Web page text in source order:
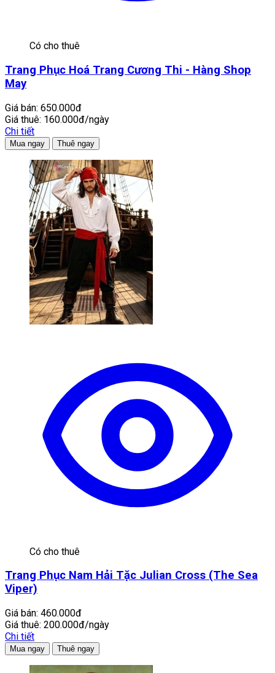
Có cho thuê
Trang Phục Hoá Trang Cương Thi - Hàng Shop
May
Giá bán: 650.000đ
Giá thuê: 160.000đ/ngày
Chi tiết
Mua ngay Thuê ngay
Có cho thuê
Trang Phục Nam Hải Tặc Julian Cross (The Sea
Viper)
Giá bán: 460.000đ
Giá thuê: 200.000đ/ngày
Chi tiết
Mua ngay Thuê ngay